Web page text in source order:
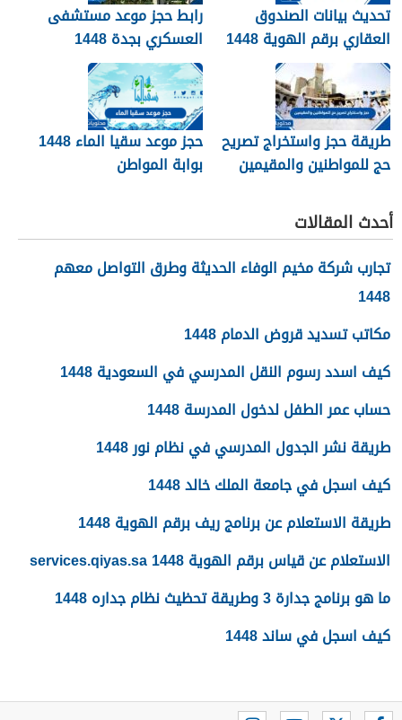
تحديث بيانات الصندوق
العقاري برقم الهوية 1448
الرابط والخطوات
رابط حجز موعد مستشفى
العسكري بجدة 1448
طريقة حجز واستخراج تصريح
حج للمواطنين والمقيمين
حجز موعد سقيا الماء 1448
بوابة المواطن
أحدث المقالات
تجارب شركة مخيم الوفاء الحديثة وطرق التواصل معهم
1448
مكاتب تسديد قروض الدمام 1448
كيف اسدد رسوم النقل المدرسي في السعودية 1448
حساب عمر الطفل لدخول المدرسة 1448
طريقة نشر الجدول المدرسي في نظام نور 1448
كيف اسجل في جامعة الملك خالد 1448
طريقة الاستعلام عن برنامج ريف برقم الهوية 1448
الاستعلام عن قياس برقم الهوية 1448 services.qiyas.sa
ما هو برنامج جدارة 3 وطريقة تحظيث نظام جداره 1448
كيف اسجل في ساند 1448